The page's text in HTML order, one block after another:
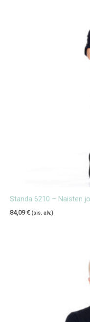
Standa 6210 – Naisten
84,09€ (sis. alv.)